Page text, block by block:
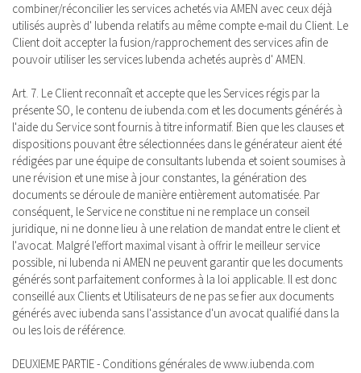
combiner/réconcilier les services achetés via AMEN avec ceux déjà
utilisés auprès d' Iubenda relatifs au même compte e-mail du Client. Le
Client doit accepter la fusion/rapprochement des services afin de
pouvoir utiliser les services Iubenda achetés auprès d' AMEN.
Art. 7. Le Client reconnaît et accepte que les Services régis par la
présente SO, le contenu de iubenda.com et les documents générés à
l'aide du Service sont fournis à titre informatif. Bien que les clauses et
dispositions pouvant être sélectionnées dans le générateur aient été
rédigées par une équipe de consultants Iubenda et soient soumises à
une révision et une mise à jour constantes, la génération des
documents se déroule de manière entièrement automatisée. Par
conséquent, le Service ne constitue ni ne remplace un conseil
juridique, ni ne donne lieu à une relation de mandat entre le client et
l'avocat. Malgré l'effort maximal visant à offrir le meilleur service
possible, ni Iubenda ni AMEN ne peuvent garantir que les documents
générés sont parfaitement conformes à la loi applicable. Il est donc
conseillé aux Clients et Utilisateurs de ne pas se fier aux documents
générés avec iubenda sans l'assistance d'un avocat qualifié dans la
ou les lois de référence.
DEUXIEME PARTIE - Conditions générales de www.iubenda.com